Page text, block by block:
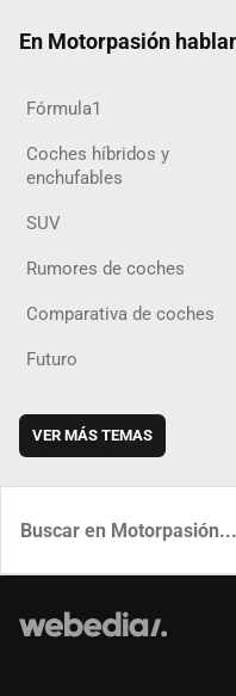
En Motorpasión
Fórmula1
Coches híbridos y
enchufables
SUV
Rumores de coches
Comparativa de coches
Futuro
VER MÁS TEMAS